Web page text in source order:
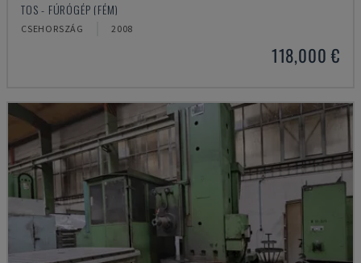
TOS - FÚRÓGÉP (FÉM)
CSEHORSZÁG 2008
118,000 €